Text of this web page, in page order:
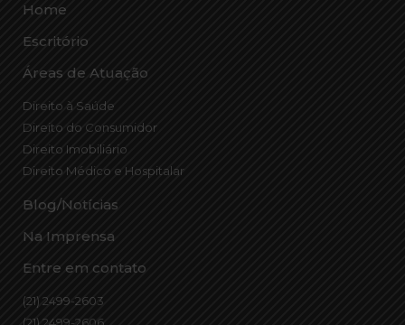
Home
Escritório
Áreas de Atuação
Direito à Saúde
Direito do Consumidor
Direito Imobiliário
Direito Médico e Hospitalar
Blog/Notícias
Na Imprensa
Entre em contato
(21) 2499-2603